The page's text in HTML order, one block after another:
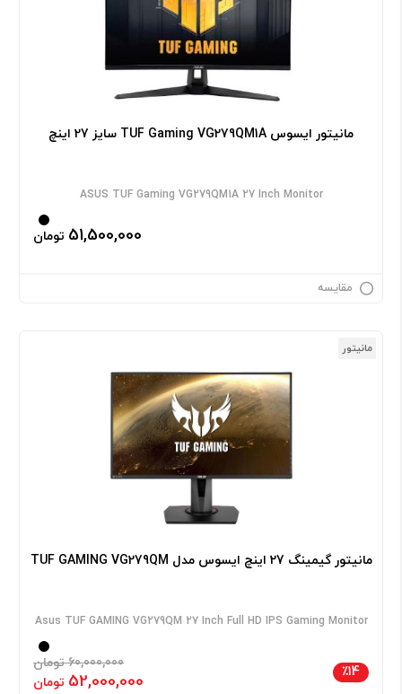
مانیتور ایسوس TUF Gaming VG279QM1A سایز 27 اینچ
ASUS TUF Gaming VG279QM1A 27 Inch Monitor
51,500,000 تومان
مقایسه
مانیتور
مانیتور گیمینگ 27 اینچ ایسوس مدل TUF GAMING VG279QM
Asus TUF GAMING VG279QM 27 Inch Full HD IPS Gaming Monitor
60,000,000 تومان
52,000,000 تومان
٪14